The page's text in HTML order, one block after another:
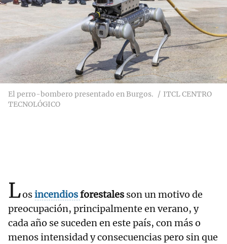
El perro-bombero presentado en Burgos.
ITCL CENTRO
TECNOLÓGICO
Losincendiosforestales son un motivo de
preocupación, principalmente en verano, y
cada año se suceden en este país, con más o
menos intensidad y consecuencias pero sin que